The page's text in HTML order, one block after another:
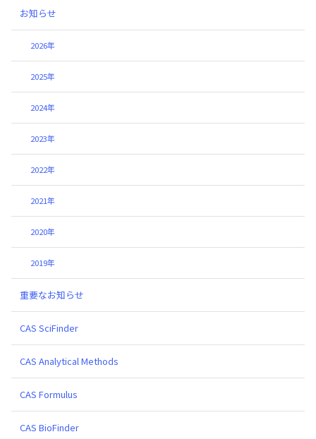
お知らせ
2026年
2025年
2024年
2023年
2022年
2021年
2020年
2019年
重要なお知らせ
CAS SciFinder
CAS Analytical Methods
CAS Formulus
CAS BioFinder